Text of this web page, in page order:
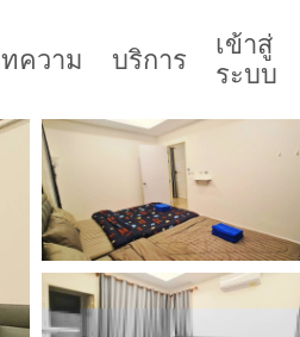
ความ บริการ
เข้าสู่
ระบบ